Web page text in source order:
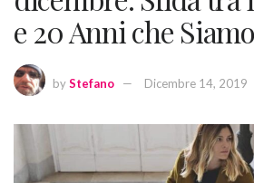
e 20 Anni che
byStefano Dicembre 14, 2019